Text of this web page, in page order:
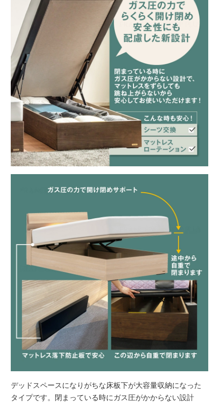
デッドスペースになりがちな床板下が大容量収納になった
タイプです。閉まっている時にガス圧がかからない設計